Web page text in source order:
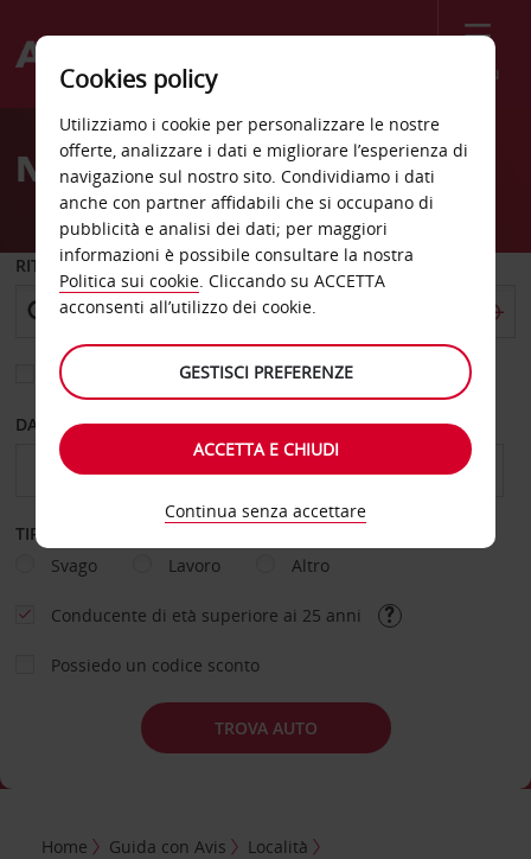
Menù
Welcome
AvisNoleggio auto Tampere
RITIRO DA
Scegli una località di riconsegna diversa
DAL GIORNO AL GIORNO
TIPOLOGIA DI NOLEGGIO
Svago
Lavoro Altro
Conducente di età superiore ai 25 anni
Possiedo un codice sconto
TROVA AUTO
Home Guida con Avis
Località
Cookies policy
Utilizziamo i cookie per personalizzare le nostre
offerte, analizzare i dati e migliorare l’esperienza di
navigazione sul nostro sito. Condividiamo i dati
anche con partner affidabili che si occupano di
pubblicità e analisi dei dati; per maggiori
informazioni è possibile consultare la nostra
Politica sui cookie. Cliccando su ACCETTA
acconsenti all’utilizzo dei cookie.
GESTISCI PREFERENZE
ACCETTA E CHIUDI
Continua senza accettare